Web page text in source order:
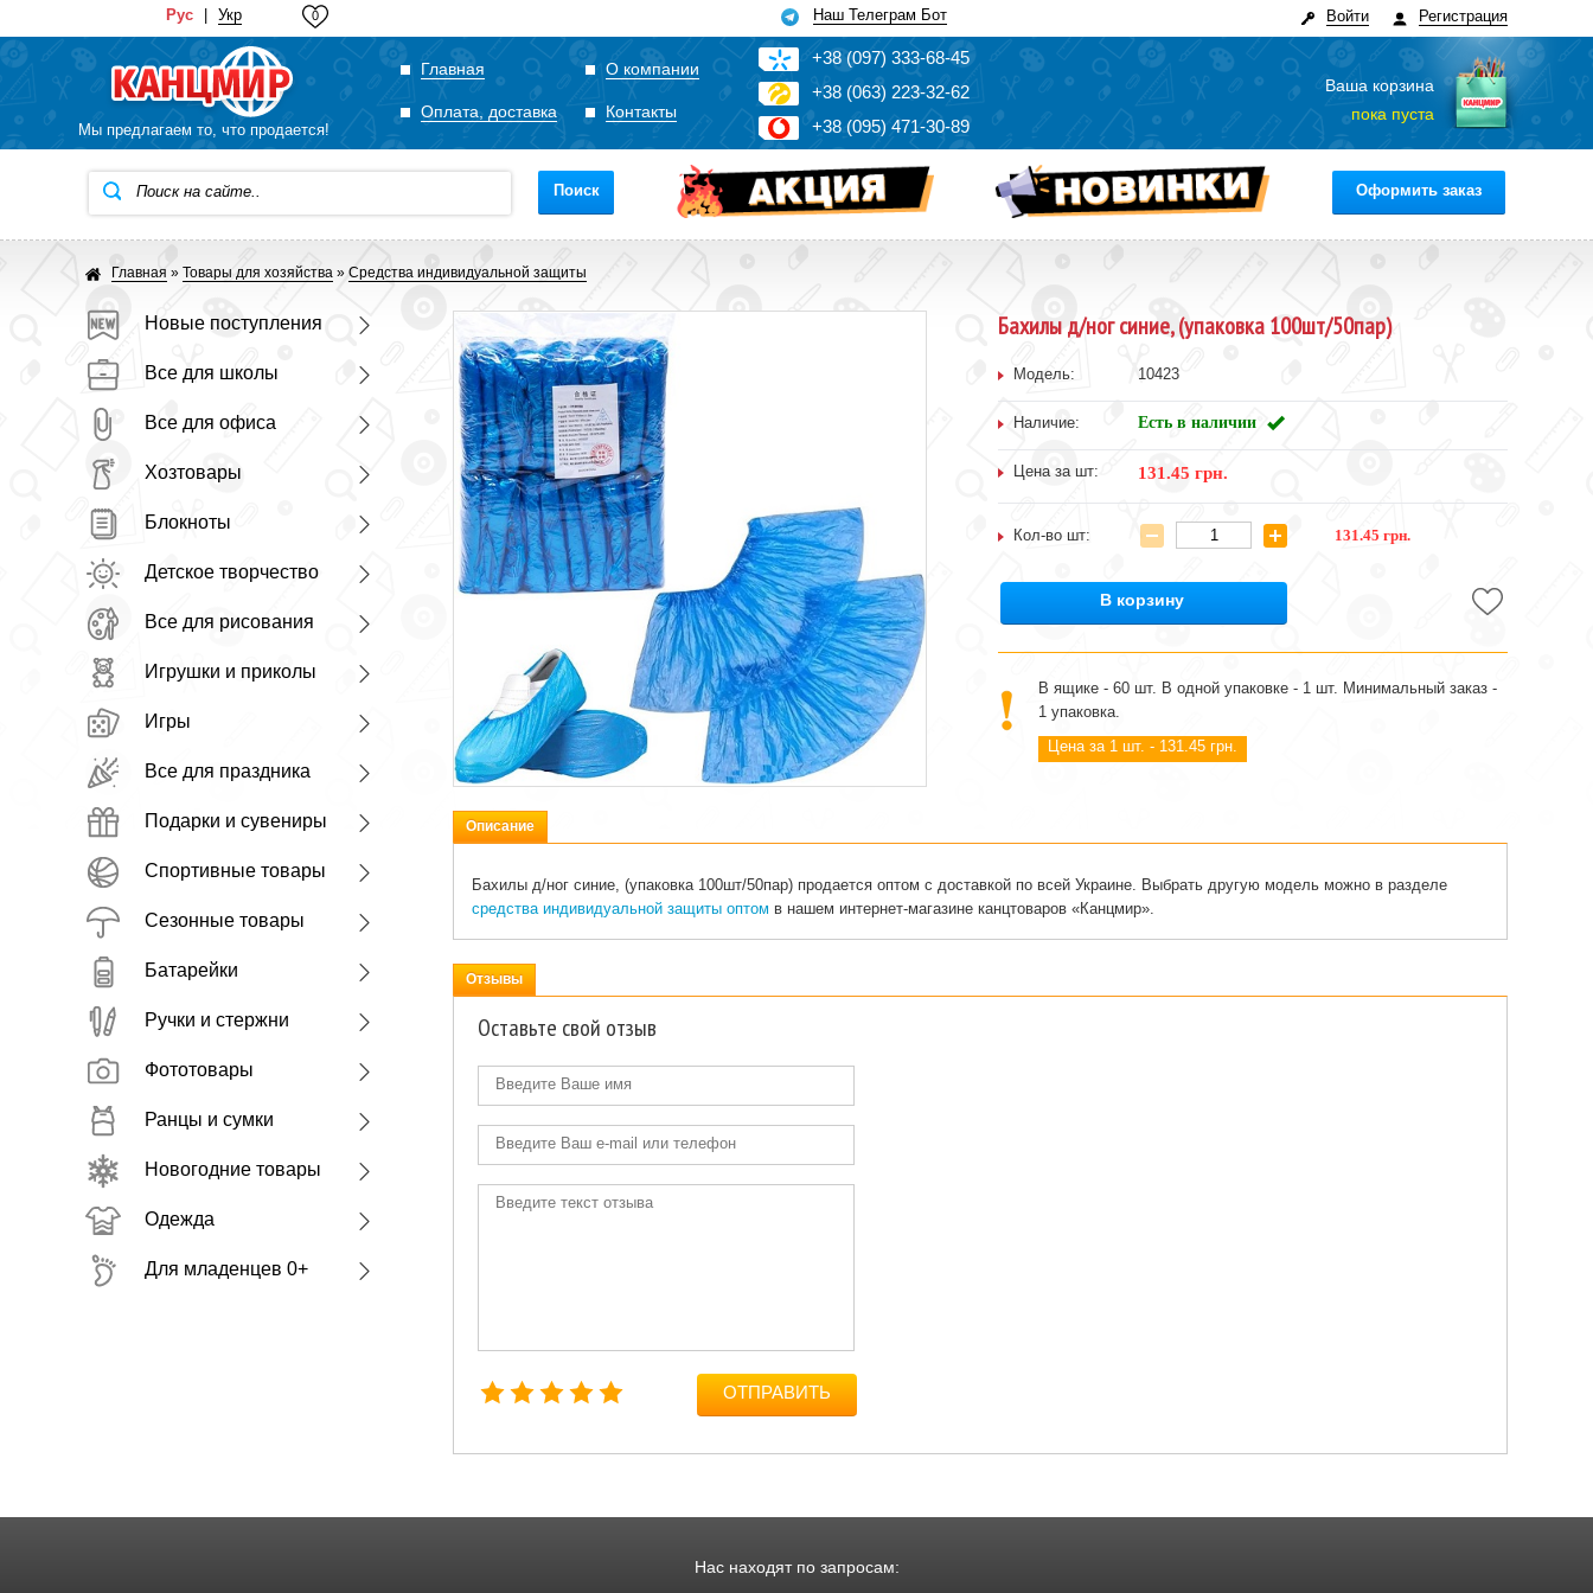
Рус Укр 0 Наш Телеграм Бот Регистрация
Войти
Мы предлагаем то, что продается!
Главная О компании
Оплата, доставка Контакты
+38(097) 333-68-45
+38 (063) 223-32-62
+38 (095)471-30-89
Ваша корзина
пока пуста
Поиск Оформить заказ
Главная » Товары для хозяйства » Средства индивидуальной защиты
Новые поступления
Все для школы
Все для офиса
Хозтовары
Блокноты
Детское творчество
Все для рисования
Игрушки и приколы
Игры
Все для праздника
Подарки и сувениры
Спортивные товары
Сезонные товары
Батарейки
Ручки и стержни
Фототовары
Ранцы и сумки
Новогодние товары
Одежда
Для младенцев 0+
Бахилы д/ног синие, (упаковка 100шт/50пар)
Модель: 10423
Наличие: Есть в наличии
Цена за шт: 131.45 грн.
Кол-во шт: 131.45 грн.
В корзину
В ящике - 60 шт. В одной упаковке - 1 шт. Минимальный заказ -
1 упаковка.
Цена за 1 шт. - 131.45 грн.
Описание
Бахилы д/ног синие, (упаковка 100шт/50пар) продается оптом с доставкой по всей Украине. Выбрать другую модель можно в разделе
средства индивидуальной защиты оптом в нашем интернет-магазине канцтоваров «Канцмир».
Отзывы
Оставьте свой отзыв
ОТПРАВИТЬ
Нас находят по запросам: